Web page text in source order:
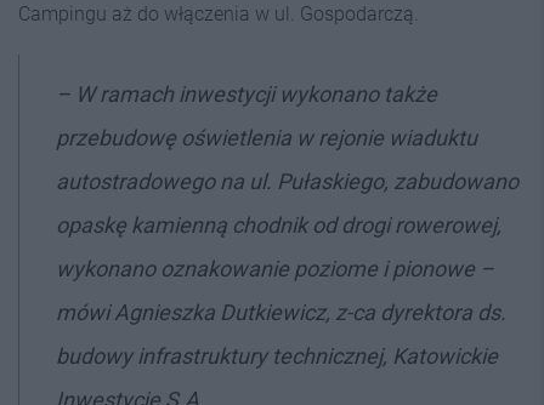
Campingu aż do włączenia w ul. Gospodarczą.
– W ramach inwestycji wykonano także
przebudowę oświetlenia w rejonie wiaduktu
autostradowego na ul. Pułaskiego, zabudowano
opaskę kamienną chodnik od drogi rowerowej,
wykonano oznakowanie poziome i pionowe –
mówi Agnieszka Dutkiewicz, z-ca dyrektora ds.
budowy infrastruktury technicznej, Katowickie
Inwestycje S.A.